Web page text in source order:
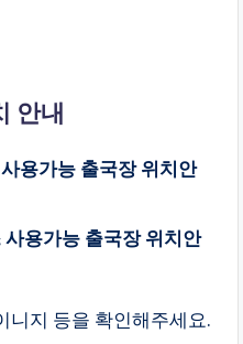
안내
용가능 출국장 위치안
용가능 출국장 위치안
지 등을 확인해주세요.